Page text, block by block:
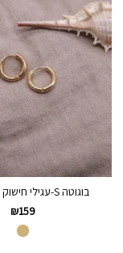
בוגוטה S-עגילי חישוק זהב קטנים
₪159